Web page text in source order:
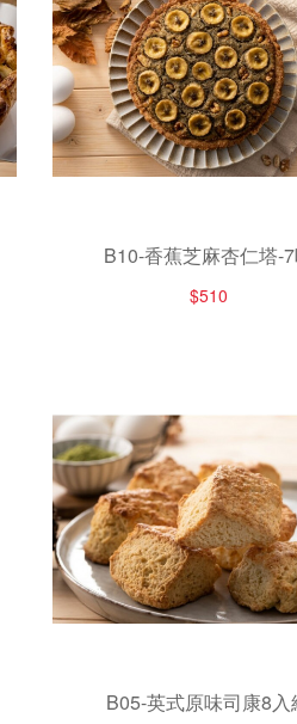
B10-香蕉芝麻杏仁塔-
$510
B05-英式原味司康8入